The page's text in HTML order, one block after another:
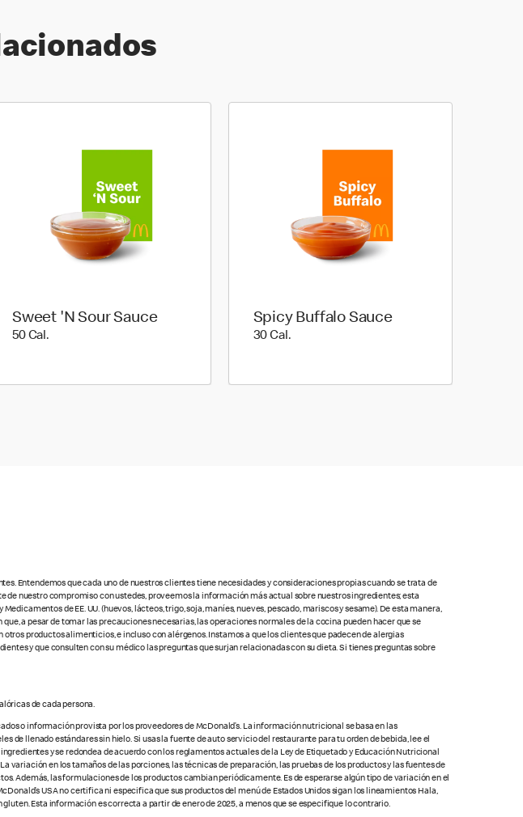
Sweet 'N Sour Sauce
50 Cal.50 Cal.
Spicy Buffalo Sauce
30 Cal.30 Cal.
Entendemos que cada uno de nuestros clientes tiene necesidades y consideraciones propias cuando se trata de
nuestro compromiso con ustedes, proveemos la información más actual sobre nuestros ingredientes; esta
de EE. UU. (huevos, lácteos, trigo, soja, maníes, nueves, pescado, mariscos y sesame). De esta manera,
a pesar de tomar las precauciones necesarias, las operaciones normales de la cocina pueden hacer que se
productos alimenticios, e incluso con alérgenos. Instamos a que los clientes que padecen de alergias
y que consulten con su médico las preguntas que surjan relacionadas con su dieta. Si tienes preguntas sobre
de cada persona.
o información provista por los proveedores de McDonald’s. La información nutricional se basa en las
de llenado estándares sin hielo. Si usas la fuente de auto servicio del restaurante para tu orden de bebida, lee el
y se redondea de acuerdo con los reglamentos actuales de la Ley de Etiquetado y Educación Nutricional
variación en los tamaños de las porciones, las técnicas de preparación, las pruebas de los productos y las fuentes de
Además, las formulaciones de los productos cambian periódicamente. Es de esperarse algún tipo de variación en el
USA no certifica ni especifica que sus productos del menú de Estados Unidos sigan los lineamientos Hala,
Esta información es correcta a partir de enero de 2025, a menos que se especifique lo contrario.